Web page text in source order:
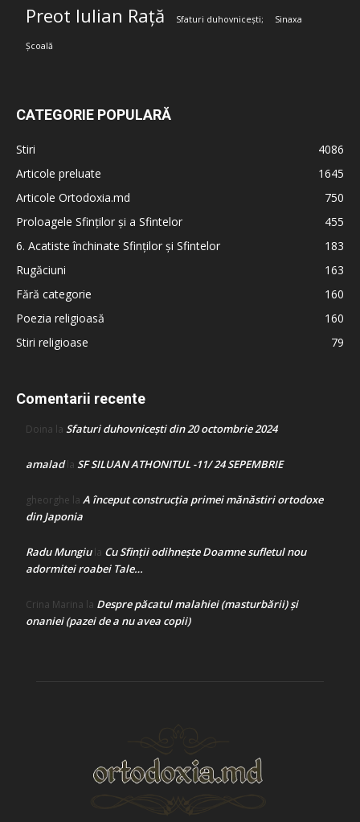
Preot Iulian Rață Sfaturi duhovnicești; Sinaxa
Școală
CATEGORIE POPULARĂ
Stiri
4086
Articole preluate
1645
Articole Ortodoxia.md
750
Proloagele Sfinților și a Sfintelor
455
6. Acatiste închinate Sfinților și Sfintelor
183
Rugăciuni
163
Fără categorie
160
Poezia religioasă
160
Stiri religioase
79
Comentarii recente
Doina la Sfaturi duhovnicești din 20 octombrie 2024
amaladla SF SILUAN ATHONITUL -11/ 24 SEPEMBRIE
gheorghe la A început construcţia primei mănăstiri ortodoxe
din Japonia
Radu Mungiula Cu Sfinții odihnește Doamne sufletul nou
adormitei roabei Tale…
Crina Marina la Despre păcatul malahiei (masturbării) şi
onaniei (pazei de a nu avea copii)